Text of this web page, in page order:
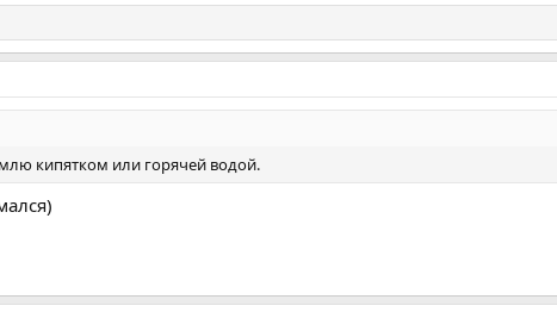
кипятком или горячей водой.